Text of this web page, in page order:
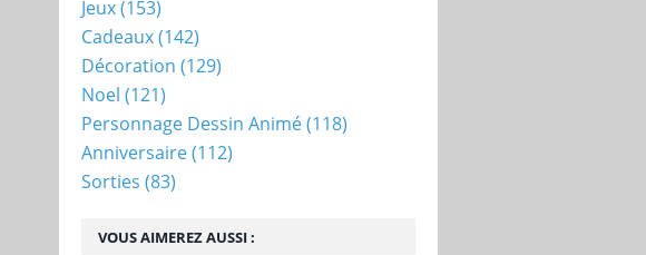
VOUS AIMEREZ AUSSI :
Jeux(153)
Cadeaux(142)
Décoration (129)
Noel (121)
Personnage Dessin Animé(118)
Anniversaire(112)
Sorties (83)